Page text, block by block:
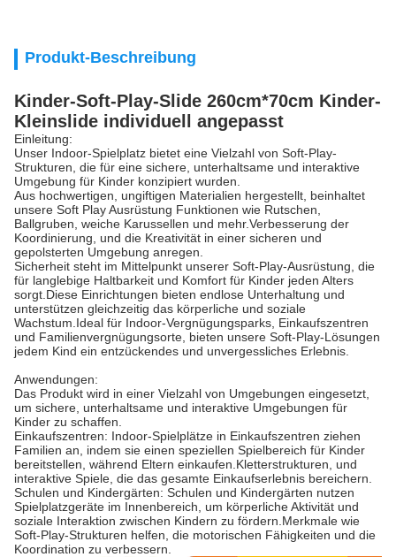
Produkt-Beschreibung
Kinder-Soft-Play-Slide 260cm*70cm Kinder-
Kleinslide individuell angepasst
Einleitung:
Unser Indoor-Spielplatz bietet eine Vielzahl von Soft-Play-
Strukturen, die für eine sichere, unterhaltsame und interaktive
Umgebung für Kinder konzipiert wurden.
Aus hochwertigen, ungiftigen Materialien hergestellt, beinhaltet
unsere Soft Play Ausrüstung Funktionen wie Rutschen,
Ballgruben, weiche Karussellen und mehr.Verbesserung der
Koordinierung, und die Kreativität in einer sicheren und
gepolsterten Umgebung anregen.
Sicherheit steht im Mittelpunkt unserer Soft-Play-Ausrüstung, die
für langlebige Haltbarkeit und Komfort für Kinder jeden Alters
sorgt.Diese Einrichtungen bieten endlose Unterhaltung und
unterstützen gleichzeitig das körperliche und soziale
Wachstum.Ideal für Indoor-Vergnügungsparks, Einkaufszentren
und Familienvergnügungsorte, bieten unsere Soft-Play-Lösungen
jedem Kind ein entzückendes und unvergessliches Erlebnis.
Anwendungen:
Das Produkt wird in einer Vielzahl von Umgebungen eingesetzt,
um sichere, unterhaltsame und interaktive Umgebungen für
Kinder zu schaffen.
Einkaufszentren: Indoor-Spielplätze in Einkaufszentren ziehen
Familien an, indem sie einen speziellen Spielbereich für Kinder
bereitstellen, während Eltern einkaufen.Kletterstrukturen, und
interaktive Spiele, die das gesamte Einkaufserlebnis bereichern.
Schulen und Kindergärten: Schulen und Kindergärten nutzen
Spielplatzgeräte im Innenbereich, um körperliche Aktivität und
soziale Interaktion zwischen Kindern zu fördern.Merkmale wie
Soft-Play-Strukturen helfen, die motorischen Fähigkeiten und die
Koordination zu verbessern.